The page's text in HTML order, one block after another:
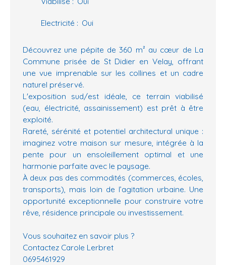
Electricité : Oui
Découvrez une pépite de 360 m² au cœur de La
Commune prisée de St Didier en Velay, offrant
une vue imprenable sur les collines et un cadre
naturel préservé.
L'exposition sud/est idéale, ce terrain viabilisé
(eau, électricité, assainissement) est prêt à être
exploité.
Rareté, sérénité et potentiel architectural unique :
imaginez votre maison sur mesure, intégrée à la
pente pour un ensoleillement optimal et une
harmonie parfaite avec le paysage.
À deux pas des commodités (commerces, écoles,
transports), mais loin de l’agitation urbaine. Une
opportunité exceptionnelle pour construire votre
rêve, résidence principale ou investissement.
Vous souhaitez en savoir plus ?
Contactez Carole Lerbret
0695461929